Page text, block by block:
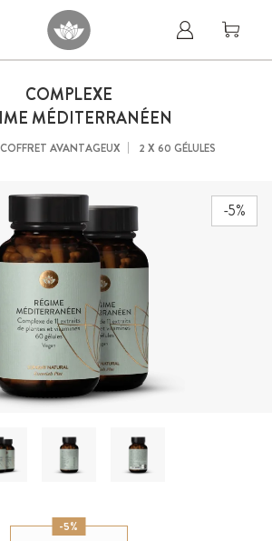
-5%
COMPLEXE
MÉDITERRANÉEN
COFFRET AVANTAGEUX 2 X 60 GÉLULES
-5%